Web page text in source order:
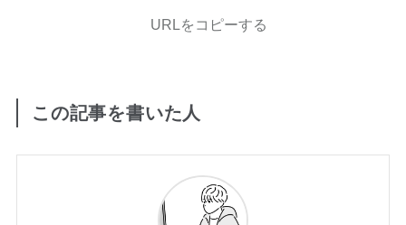
URLをコピーする
この記事を書いた人